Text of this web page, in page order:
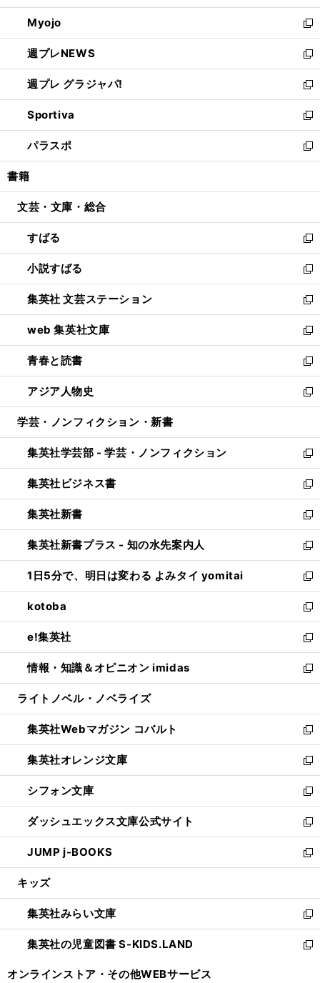
開
く
ウ
で
開
く
ン
ド
ウ
で
開
く
ウ
ィ
ン
ド
ウ
で
開
く
Myojo
新
し
い
ウ
ィ
ン
ド
ウ
で
開
週プレNEWS
新
し
い
ウ
ィ
ン
ド
ウ
開
週プレ グラジャパ!
新
し
い
ウ
ィ
ン
ウ
開
く
Sportiva
新
し
い
ウ
ン
ウ
で
開
く
パラスポ
新
し
ウ
ン
ド
ウ
で
開
く
書籍
文芸・文庫・総合
すばる
新
し
い
ウ
ィ
ン
ド
ウ
で
開
く
小説すばる
新
し
い
ウ
ィ
ン
ド
ウ
で
開
集英社 文芸ステーション
新
し
い
ウ
ィ
ン
ド
ウ
開
く
web 集英社文庫
新
し
い
ウ
ィ
ン
ウ
で
開
く
青春と読書
新
し
い
ウ
ン
ド
ウ
で
開
く
アジア人物史
新
し
ウ
ィ
ン
ド
ウ
で
開
く
学芸・ノンフィクション・新書
集英社学芸部 - 学芸・ノンフィクション
新
し
い
ウ
ィ
ン
ド
ウ
で
開
く
集英社ビジネス書
新
し
い
ウ
ィ
ン
ド
ウ
で
開
く
集英社新書
新
し
い
ウ
ィ
ン
ド
ウ
で
開
く
集英社新書プラス - 知の水先案内人
新
し
い
ウ
ィ
ン
ド
ウ
で
開
1日5分で、明日は変わる よみタイ yomitai
新
し
い
ウ
ィ
ン
ド
ウ
開
く
kotoba
新
し
い
ウ
ィ
ン
ウ
で
開
く
e!集英社
新
し
い
ウ
ン
ド
ウ
で
開
く
情報・知識＆オピニオン imidas
新
し
ウ
ィ
ン
ド
ウ
で
開
く
ライトノベル・ノベライズ
集英社Webマガジン コバルト
新
し
い
ウ
ィ
ン
ド
ウ
で
開
集英社オレンジ文庫
新
し
い
ウ
ィ
ン
ド
ウ
開
く
シフォン文庫
新
し
い
ウ
ィ
ン
ウ
で
開
く
ダッシュエックス文庫公式サイト
新
し
い
ウ
ン
ド
ウ
で
JUMP j-BOOKS
新
し
ウ
ィ
ン
ド
キッズ
集英社みらい文庫
新
し
い
集英社の児童図書 S-KIDS.LAND
新
オンラインストア・ その他WEBサービス